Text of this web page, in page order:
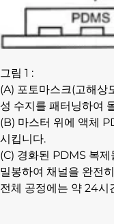
그림 1 :
(A) 포토마스크(고해상
성 수지를 패터닝하여
(B) 마스터 위에 액체
시킵니다.
(C) 경화된 PDMS 복
밀봉하여 채널을 완전
전체 공정에는 약 24시